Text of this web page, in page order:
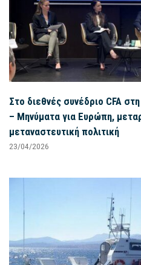
Στο διεθνές συνέδριο CFA
– Μηνύματα για Ευρώπη,
μεταναστευτική πολιτική
23/04/2026